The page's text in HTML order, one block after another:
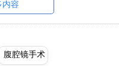
内容
腹腔镜手术